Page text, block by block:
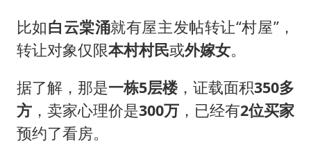
比如白云棠涌就有屋主发帖转让“村屋”，
转让对象仅限本村村民或外嫁女。
据了解，那是一栋5层楼，证载面积350多
方，卖家心理价是300万 ，已经有2位买家
预约了看房。